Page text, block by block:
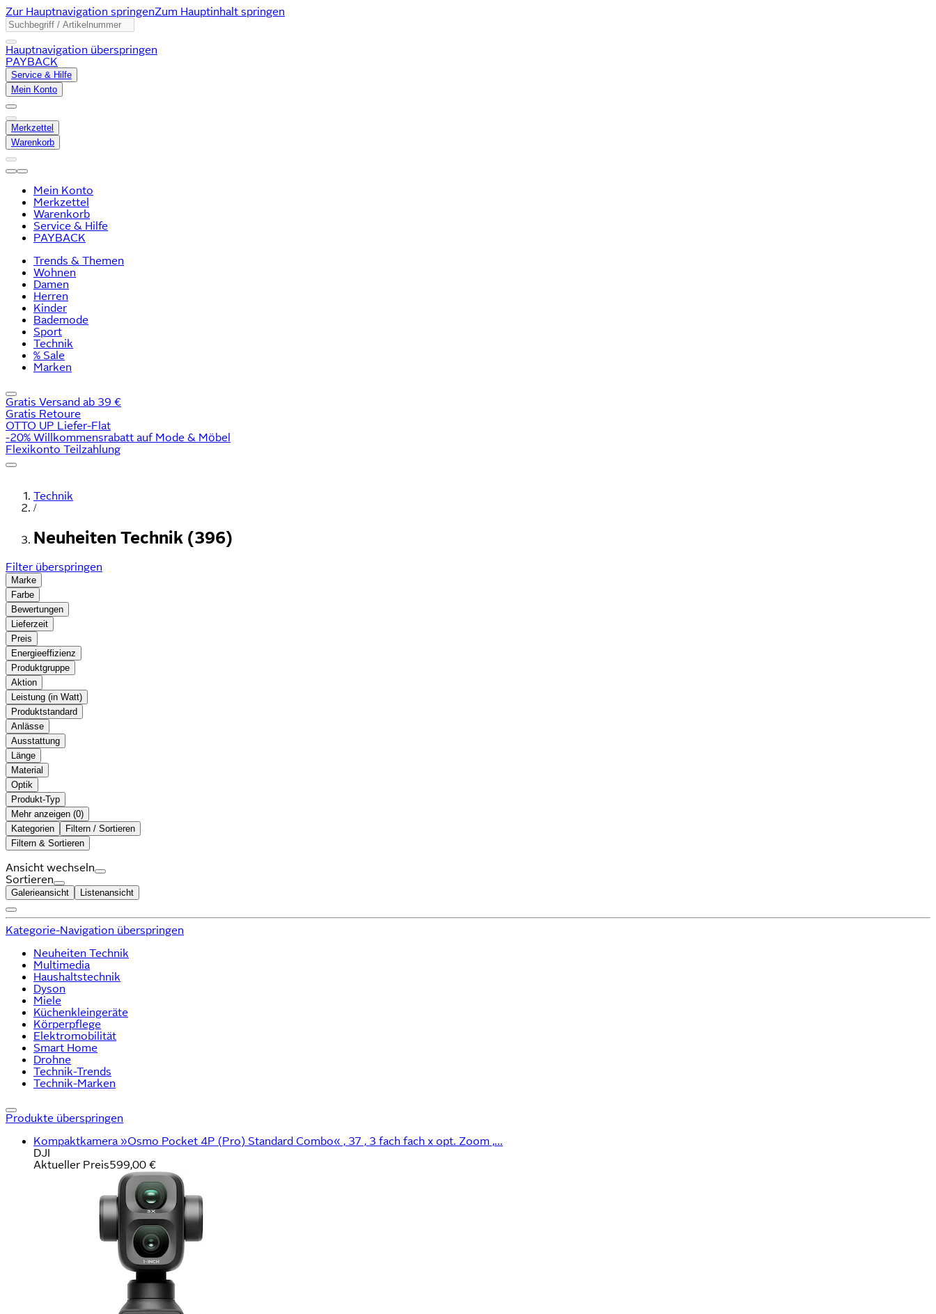
Zur Hauptnavigation springenZum Hauptinhalt springen
Hauptnavigation überspringen
PAYBACK
Service & Hilfe
Mein Konto
Merkzettel
Warenkorb
Mein Konto
Merkzettel
Warenkorb
Service & Hilfe
PAYBACK
Trends & Themen
Wohnen
Damen
Herren
Kinder
Bademode
Sport
Technik
% Sale
Marken
Gratis Versand ab 39 €
Gratis Retoure
OTTO UP Liefer-Flat
-20% Willkommensrabatt auf Mode & Möbel
Flexikonto Teilzahlung
Technik
/
Neuheiten Technik (396)
Filter überspringen
Marke
Farbe
Bewertungen
Lieferzeit
Preis
Energieeffizienz
Produktgruppe
Aktion
Leistung (in Watt)
Produktstandard
Anlässe
Ausstattung
Länge
Material
Optik
Produkt-Typ
Mehr anzeigen ( )
Kategorien
Filtern / Sortieren
Filtern & Sortieren
Ansicht wechseln
Sortieren
Galerieansicht Listenansicht
Kategorie-Navigation überspringen
Neuheiten Technik
Multimedia
Haushaltstechnik
Dyson
Miele
Küchenkleingeräte
Körperpflege
Elektromobilität
Smart Home
Drohne
Technik-Trends
Technik-Marken
Produkte überspringen
Kompaktkamera »Osmo Pocket 4P (Pro) Standard Combo« , 37 , 3 fach fach x opt. Zoom ,...
DJI
Aktueller Preis599,00 €